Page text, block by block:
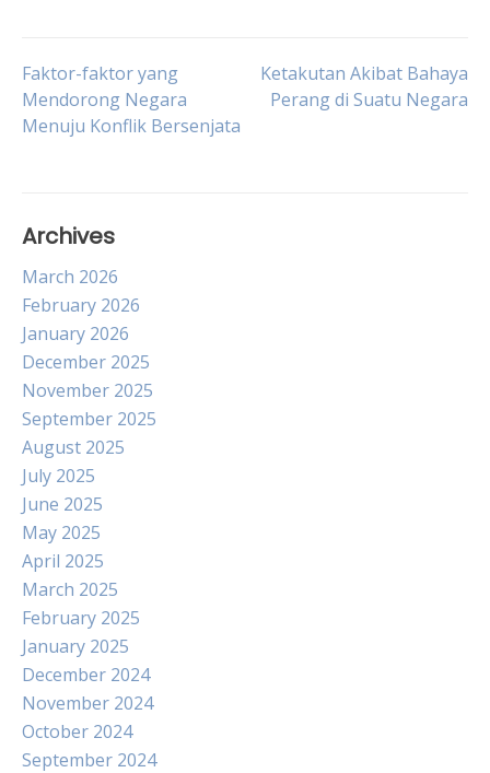
Post
navigation
Faktor-faktor yang
Mendorong Negara
Menuju Konflik Bersenjata
Ketakutan Akibat Bahaya
Perang di Suatu Negara
Archives
March 2026
February 2026
January 2026
December 2025
November 2025
September 2025
August 2025
July 2025
June 2025
May 2025
April 2025
March 2025
February 2025
January 2025
December 2024
November 2024
October 2024
September 2024